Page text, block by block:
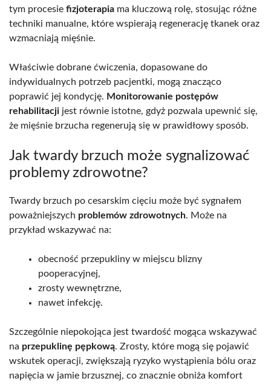
tym procesie fizjoterapia ma kluczową rolę, stosując różne
techniki manualne, które wspierają regenerację tkanek oraz
wzmacniają mięśnie.
Właściwie dobrane ćwiczenia, dopasowane do
indywidualnych potrzeb pacjentki, mogą znacząco
poprawić jej kondycję. Monitorowanie postępów
rehabilitacji jest równie istotne, gdyż pozwala upewnić się,
że mięśnie brzucha regenerują się w prawidłowy sposób.
Jak twardy brzuch może sygnalizować
problemy zdrowotne?
Twardy brzuch po cesarskim cięciu może być sygnałem
poważniejszych problemów zdrowotnych. Może na
przykład wskazywać na:
obecność przepukliny w miejscu blizny
pooperacyjnej,
zrosty wewnętrzne,
nawet infekcję.
Szczególnie niepokojąca jest twardość mogąca wskazywać
na przepuklinę pępkową. Zrosty, które mogą się pojawić
wskutek operacji, zwiększają ryzyko wystąpienia bólu oraz
napięcia w jamie brzusznej, co znacznie obniża komfort